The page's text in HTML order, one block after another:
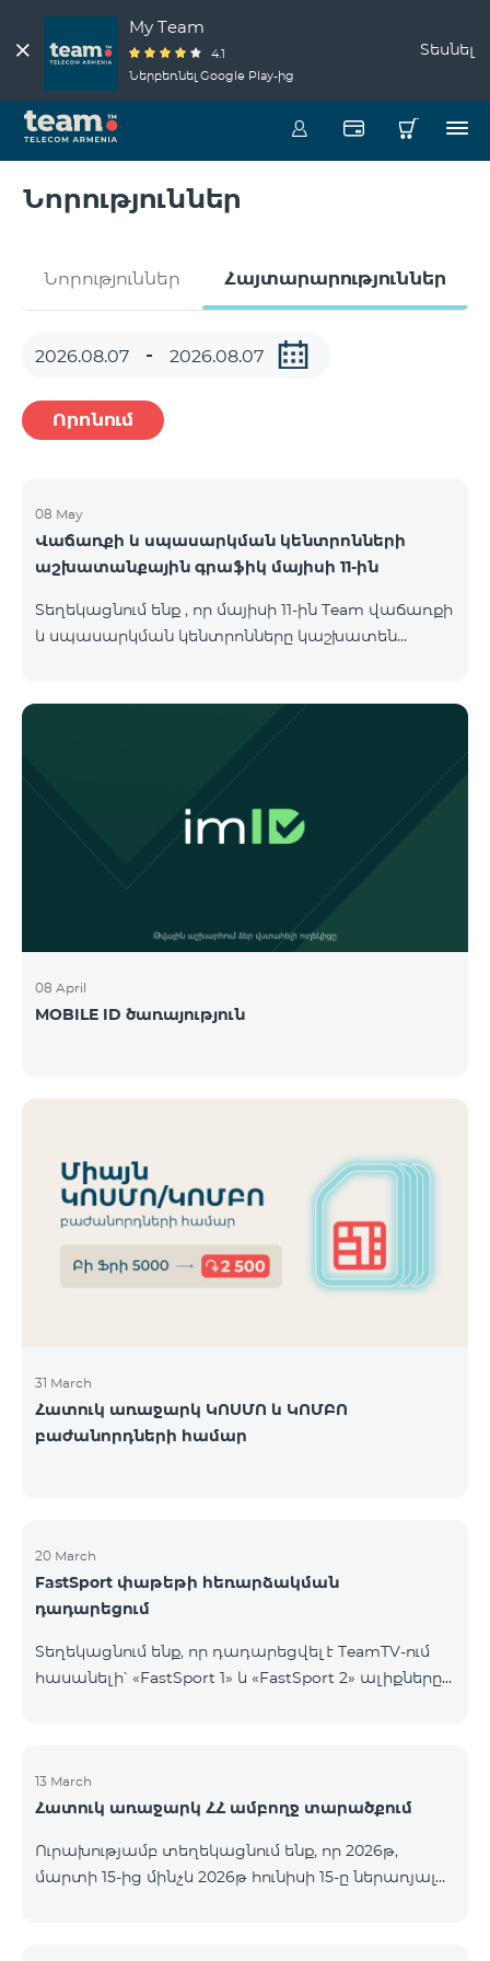
My Team
4.1
Ներբեռնել Google Play-ից
Տեսնել
Նորություններ
Նորություններ Հայտարարություններ
Որոնում
08 May
Վաճառքի և սպասարկման կենտրոնների
աշխատանքային գրաֆիկ մայիսի 11-ին
Տեղեկացնում ենք , որ մայիսի 11-ին Team վաճառքի
և սպասարկման կենտրոնները կաշխատեն
ՀԱԹ 09:00-20:00 09:00-17:00 Երևան Ազատություն
09:00-19:00 09:00-17:00 Երևան Կոմիտաս 1 09:00-
08 April
MOBILE ID ծառայություն
31 March
Հատուկ առաջարկ ԿՈՍՄՈ և ԿՈՄԲՈ
բաժանորդների համար
20 March
FastSport փաթեթի հեռարձակման
դադարեցում
Տեղեկացնում ենք, որ դադարեցվել է TeamTV-ում
հասանելի՝ «FastSport 1» և «FastSport 2» ալիքները
Հարցերի կամ լրացուցիչ տեղեկությունների
համար խնդրում ենք դիմել «Ֆասթ Մեդիա»
13 March
Հատուկ առաջարկ ՀՀ ամբողջ տարածքում
Ուրախությամբ տեղեկացնում ենք, որ 2026թ,
մարտի 15-ից մինչև 2026թ հունիսի 15-ը ներառյալ